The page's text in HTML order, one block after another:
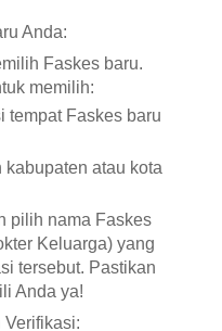
Anda:
Faskes baru.
memilih:
tempat Faskes baru
atau kota
pilih nama Faskes
Keluarga) yang
tersebut. Pastikan
Anda ya!
Verifikasi: